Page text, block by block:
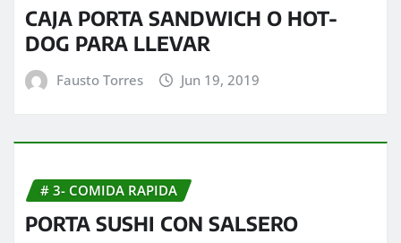
CAJA PORTA SANDWICH O HOT-
DOG PARA LLEVAR
Fausto Torres Jun 19, 2019
# 3- COMIDA RAPIDA
PORTA SUSHI CON SALSERO